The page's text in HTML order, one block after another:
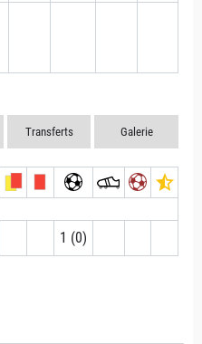
Transferts Galerie
1 (0)